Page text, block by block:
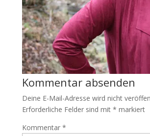
Kommentar absenden
Deine E-Mail-Adresse wird nicht
Erforderliche Felder sind mit * markiert
Kommentar *